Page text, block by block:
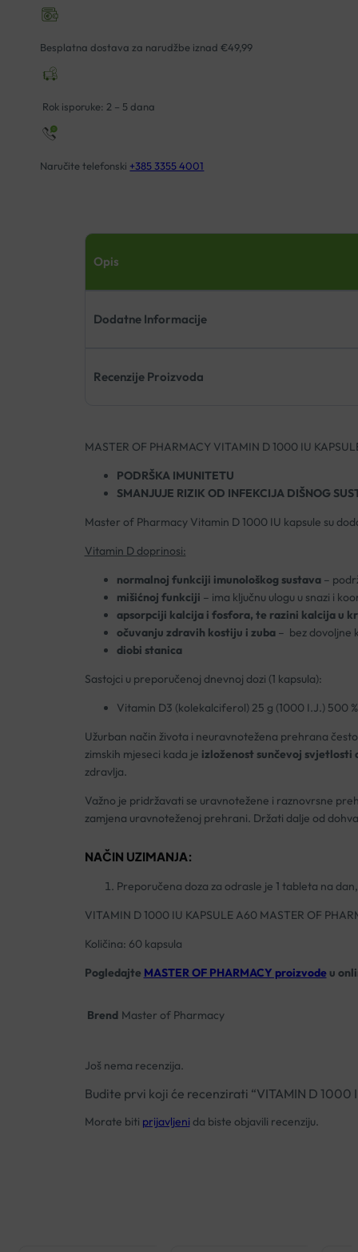
KAPSULE
A60
OF
PHARMACY
količina
Besplatna dostava za narudžbe iznad €49,99
Rok isporuke: 2 – 5 dana
Naručite telefonski +385 3355 4001
Opis
Dodatne Informacije
Recenzije Proizvoda
MASTER OF PHARMACY VITAMIN D 1000 IU
PODRŠKA IMUNITETU
SMANJUJE RIZIK OD INFEKCIJA DIŠNOG
Master of Pharmacy Vitamin D 1000 IU kapsule su
Vitamin D doprinosi:
normalnoj funkciji imunološkog sustava–
mišićnoj funkciji – ima ključnu ulogu u snazi i
apsorpciji kalcija i fosfora, te razini kalcija u
očuvanju zdravih kostiju i zuba – bez dovoljne
diobi stanica
Sastojci u preporučenoj dnevnoj dozi (1 kapsula):
Vitamin D3 (kolekalciferol) 25 g (1000 I.J.) 500
Užurban način života i neuravnotežena prehrana
zimskih mjeseci kada je izloženost sunčevoj svjetlosti
zdravlja.
Važno je pridržavati se uravnotežene i raznovrsne
zamjena uravnoteženoj prehrani. Držati dalje od
NAČIN UZIMANJA:
Preporučena doza za odrasle je 1 tableta na
VITAMIN D 1000 IU KAPSULE A60 MASTER OF
Količina: 60 kapsula
Pogledajte MASTER OF PHARMACY proizvodeu
Brend Master of Pharmacy
Još nema recenzija.
Budite prvi koji će recenzirati “VITAMIN D 1000
Morate biti prijavljeni da biste objavili recenziju.